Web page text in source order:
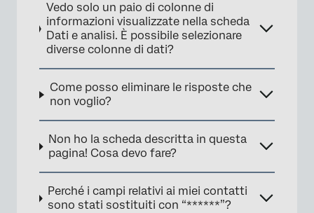
Vedo solo un paio di colonne di
informazioni visualizzate nella scheda
Dati e analisi. È possibile selezionare
diverse colonne di dati?
Come posso eliminare le risposte che
non voglio?
Non ho la scheda descritta in questa
pagina! Cosa devo fare?
Perché i campi relativi ai miei contatti
sono stati sostituiti con “******”?